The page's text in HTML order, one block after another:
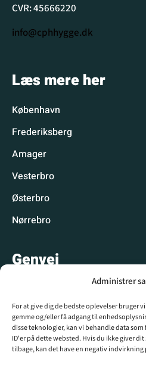
Administrer
For at give dig de bedste oplevelser bruger
gemme og/eller få adgang til
disse teknologier, kan vi behandle data
ID'er på dette websted. Hvis du ikke giver
tilbage, kan det have en negativ
CVR: 45666220
info@cphhygge.dk
Læs mere her
København
Frederiksberg
Amager
Vesterbro
Østerbro
Nørrebro
Genvej
Hyggelige spisesteder
Hyggelige aktiviteter
CPH WIKI
Krydsord